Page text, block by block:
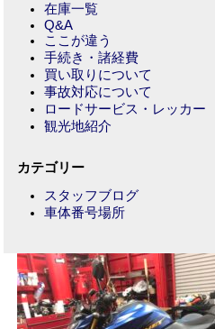
在庫一覧
Q&A
ここが違う
手続き・諸経費
買い取りについて
事故対応について
ロードサービス・レッカー
観光地紹介
カテゴリー
スタッフブログ
車体番号場所